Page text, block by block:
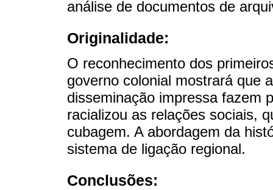
análise de documentos de
Originalidade:
O reconhecimento dos
governo colonial mostrará que
disseminação impressa fazem
racializou as relações sociais,
cubagem. A abordagem da
sistema de ligação regional.
Conclusões: